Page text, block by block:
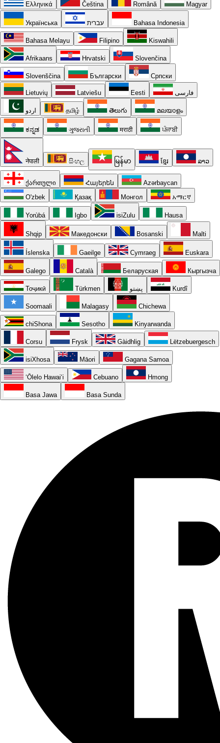
Ελληνικά Čeština Română Magyar
Українська עברית Bahasa Indonesia
Bahasa Melayu Filipino Kiswahili
Afrikaans Hrvatski Slovenčina
Slovenščina Български Српски
Lietuvių Latviešu Eesti فارسی
اردو தமிழ் తెలుగు മലയാളം
ಕನ್ನಡ ગુજરાતી मराठी ਪੰਜਾਬੀ
नेपाली සිංහල မြန်မာ ខ្មែរ ລາວ
ქართული Հայերեն
Azərbaycan
O'zbek
Қазақ Монгол አማርኛ
Yorùbá Igbo isiZulu Hausa
Shqip Македонски Bosanski Malti
Íslenska Gaeilge Cymraeg Euskara
Galego Català Беларуская Кыргызча
Тоҷикӣ Türkmen پښتو Kurdî
Soomaali Malagasy Chichewa
chiShona Sesotho Kinyarwanda
Corsu Frysk Gàidhlig Lëtzebuergesch
isiXhosa Māori Gagana Samoa
ʻŌlelo Hawaiʻi Cebuano Hmong
Basa Jawa Basa Sunda